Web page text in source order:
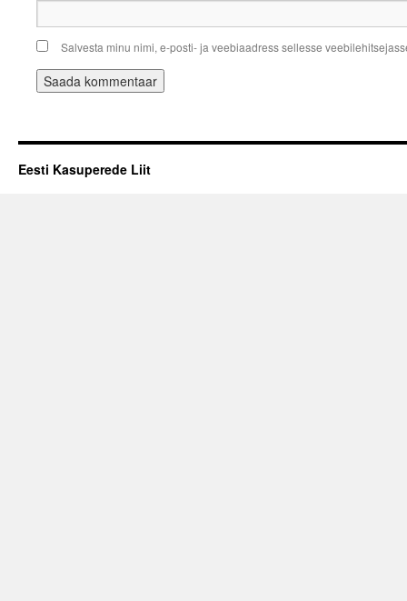
Salvesta minu nimi, e-posti- ja veebiaadress sellesse
Eesti Kasuperede Liit